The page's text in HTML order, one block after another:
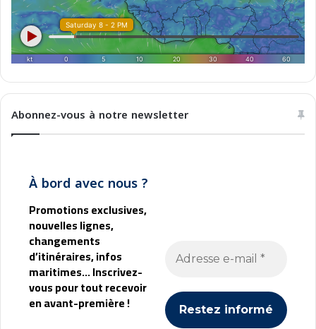
a
p
e
r
l
a
m
o
Abonnez-vous à notre newsletter
À bord avec nous ?
Promotions exclusives,
nouvelles lignes,
changements
d’itinéraires, infos
maritimes... Inscrivez-
vous pour tout recevoir
en avant-première !